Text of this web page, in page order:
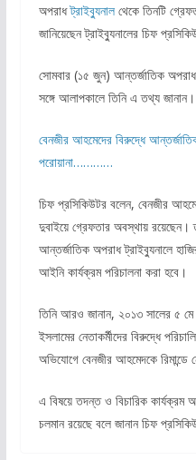
অপরাধট্রাইব্যুনালথেকে তিনটি
জানিয়েছেন ট্রাইব্যুনালের চিফ
সোমবার (১৫ জুন) আন্তর্জাতিক অপরাধ
সঙ্গে আলাপকালে তিনি এ তথ্য জানান।
বেনজীর আহমেদের বিরুদ্ধে
পরোয়ানা…………
চিফ প্রসিকিউটর বলেন, বেনজীর
দুবাইয়ে গ্রেফতার অবস্থায় রয়েছেন।
আন্তর্জাতিক অপরাধ ট্রাইব্যুনালে
আইনি কার্যক্রম পরিচালনা করা হবে।
তিনি আরও জানান, ২০১৩ সালের ৫ মে
ইসলামের নেতাকর্মীদের বিরুদ্ধে
অভিযোগে বেনজীর আহমেদকে
এ বিষয়ে তদন্ত ও বিচারিক কার্যক্রম
চলমান রয়েছে বলে জানান চিফ